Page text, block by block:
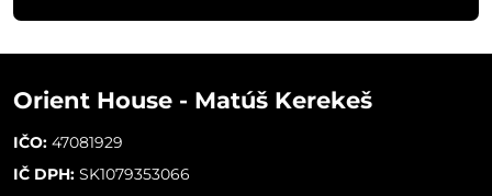
Orient House - Matúš Kerekeš
IČO: 47081929
IČ DPH: SK1079353066